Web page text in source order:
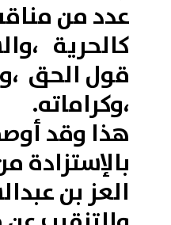
عدد من
كالحرية
قول الحق
،وكراماته.
هذا وقد
بالإستزادة
العز بن